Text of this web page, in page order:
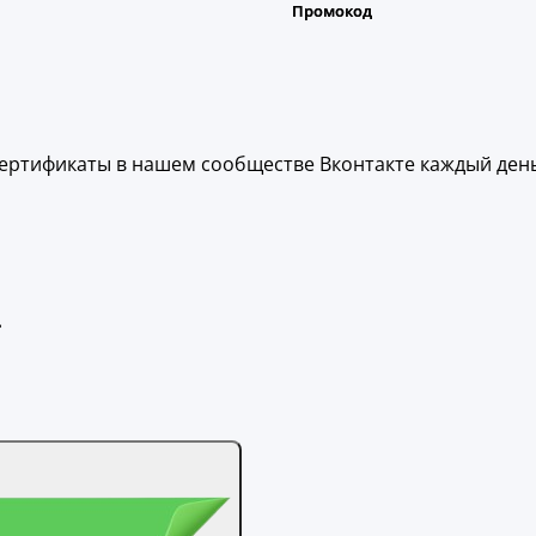
в нашем сообществе Вконтакте каждый